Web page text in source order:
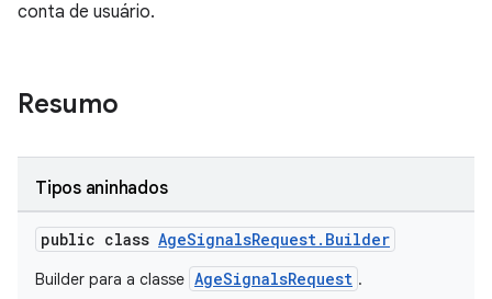
conta de usuário.
Resumo
Tipos aninhados
public class AgeSignalsRequest.Builder
Builder para a classe AgeSignalsRequest .